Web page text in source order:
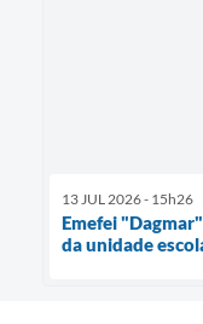
13 JUL 2026 - 15h26
Emefei
da unidade